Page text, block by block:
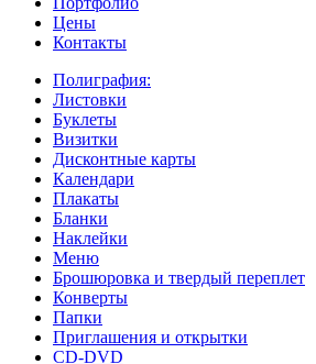
Цены
Контакты
Полиграфия:
Листовки
Буклеты
Визитки
Дисконтные карты
Календари
Плакаты
Бланки
Наклейки
Меню
Брошюровка и твердый переплет
Конверты
Папки
Приглашения и открытки
CD-DVD